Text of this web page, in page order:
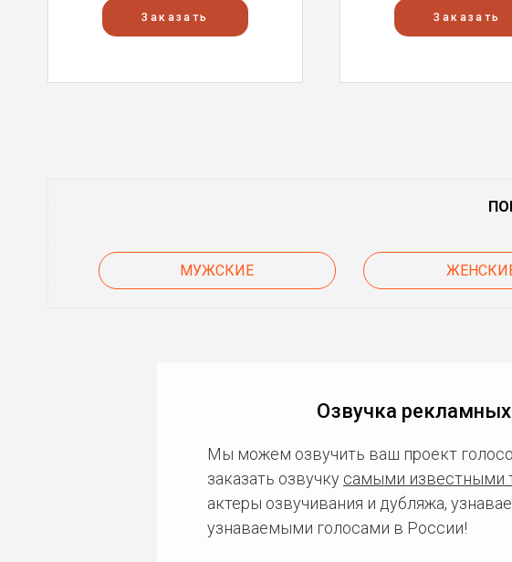
Заказать Заказать
МУЖСКИЕ
Озвучка
Мы можем озвучить ваш проект
заказать озвучку самыми известными
актеры озвучивания и дубляжа,
узнаваемыми голосами в России!